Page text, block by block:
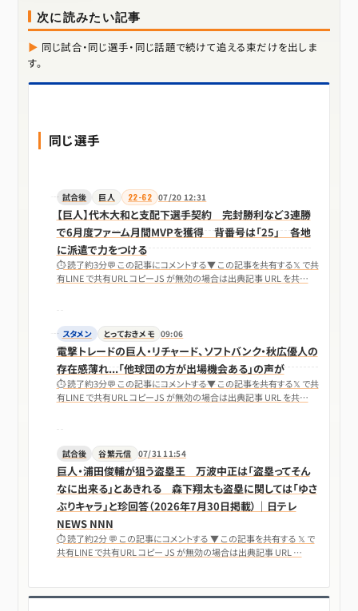
次に読みたい記事
同じ試合・同じ選手・同じ話題で続けて追える束だけを出しま
す。
同じ選手
試合後 巨人 22-62 07/20 12:31
【巨人】代木大和と支配下選手契約 完封勝利など3連勝
で6月度ファーム月間MVPを獲得 背番号は「25」 各地
に派遣で力をつける
⏱ 読了約3分💬 この記事にコメントする▼ この記事を共有する𝕏 で共
有LINE で共有URL コピーJS が無効の場合は出典記事 URL を共…
スタメン とっておきメモ 09:06
電撃トレードの巨人・リチャード、ソフトバンク・秋広優人の
存在感薄れ...「他球団の方が出場機会ある」の声が
⏱ 読了約3分💬 この記事にコメントする▼ この記事を共有する𝕏 で共
有LINE で共有URL コピーJS が無効の場合は出典記事 URL を共…
試合後 谷繁元信 07/31 11:54
巨人・浦田俊輔が狙う盗塁王 万波中正は「盗塁ってそん
なに出来る」とあきれる 森下翔太も盗塁に関しては「ゆさ
ぶりキャラ」と珍回答（2026年7月30日掲載）｜日テレ
NEWS NNN
⏱ 読了約2分 💬 この記事にコメントする ▼ この記事を共有する 𝕏 で
共有LINE で共有URL コピー JS が無効の場合は出典記事 URL …